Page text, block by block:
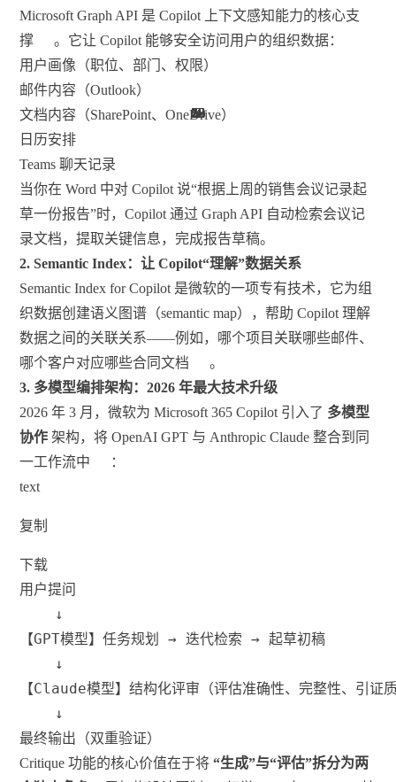
2
9
58
29
18
18
18
20
22
Microsoft Graph API 是 Copilot 上下文感知能力的核心支
撑
58
。它让 Copilot 能够安全访问用户的组织数据：
用户画像（职位、部门、权限）
邮件内容（Outlook）
文档内容（SharePoint、OneDrive）
日历安排
Teams 聊天记录
当你在 Word 中对 Copilot 说“根据上周的销售会议记录起
草一份报告”时，Copilot 通过 Graph API 自动检索会议记
录文档，提取关键信息，完成报告草稿。
2. Semantic Index：让 Copilot“理解”数据关系
Semantic Index for Copilot 是微软的一项专有技术，它为组
织数据创建语义图谱（semantic map），帮助 Copilot 理解
数据之间的关联关系——例如，哪个项目关联哪些邮件、
哪个客户对应哪些合同文档
58
。
3. 多模型编排架构：2026 年最大技术升级
2026 年 3 月，微软为 Microsoft 365 Copilot 引入了 多模型
协作 架构，将 OpenAI GPT 与 Anthropic Claude 整合到同
一工作流中
33
：
text
复制
下载
用户提问
    ↓
【GPT模型】任务规划 → 迭代检索 → 起草初稿
    ↓
【Claude模型】结构化评审（评估准确性、完整性、引证
    ↓
最终输出（双重验证）
Critique 功能的核心价值在于将“生成”与“评估”拆分为两
69
69
58
58
69
22
18
28
69